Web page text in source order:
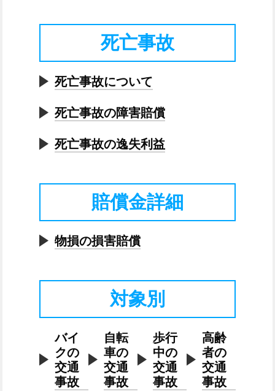
死亡事故
死亡事故について
死亡事故の障害賠償
死亡事故の逸失利益
賠償金詳細
物損の損害賠償
対象別
バイ
クの
交通
事故
自転
車の
交通
事故
歩行
中の
交通
事故
高齢
者の
交通
事故